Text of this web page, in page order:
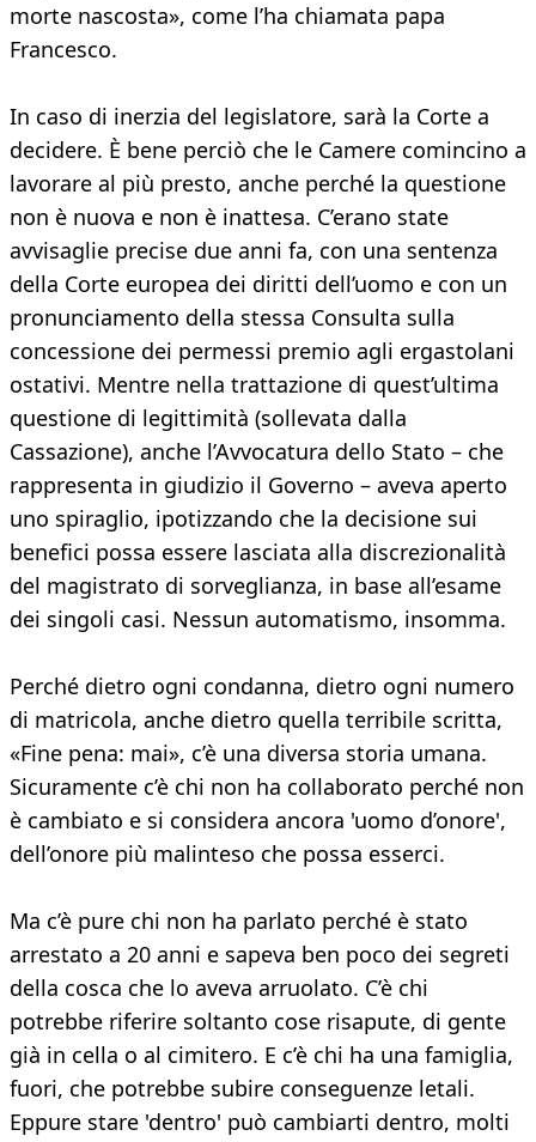
morte nascosta», come l’ha chiamata papa
Francesco.
In caso di inerzia del legislatore, sarà la Corte a
decidere. È bene perciò che le Camere comincino a
lavorare al più presto, anche perché la questione
non è nuova e non è inattesa. C’erano state
avvisaglie precise due anni fa, con una sentenza
della Corte europea dei diritti dell’uomo e con un
pronunciamento della stessa Consulta sulla
concessione dei permessi premio agli ergastolani
ostativi. Mentre nella trattazione di quest’ultima
questione di legittimità (sollevata dalla
Cassazione), anche l’Avvocatura dello Stato – che
rappresenta in giudizio il Governo – aveva aperto
uno spiraglio, ipotizzando che la decisione sui
benefici possa essere lasciata alla discrezionalità
del magistrato di sorveglianza, in base all’esame
dei singoli casi. Nessun automatismo, insomma.
Perché dietro ogni condanna, dietro ogni numero
di matricola, anche dietro quella terribile scritta,
«Fine pena: mai», c’è una diversa storia umana.
Sicuramente c’è chi non ha collaborato perché non
è cambiato e si considera ancora 'uomo d’onore',
dell’onore più malinteso che possa esserci.
Ma c’è pure chi non ha parlato perché è stato
arrestato a 20 anni e sapeva ben poco dei segreti
della cosca che lo aveva arruolato. C’è chi
potrebbe riferire soltanto cose risapute, di gente
già in cella o al cimitero. E c’è chi ha una famiglia,
fuori, che potrebbe subire conseguenze letali.
Eppure stare 'dentro' può cambiarti dentro, molti